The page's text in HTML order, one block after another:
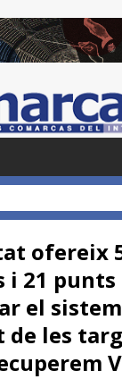
ofereix
21 punts
el
les